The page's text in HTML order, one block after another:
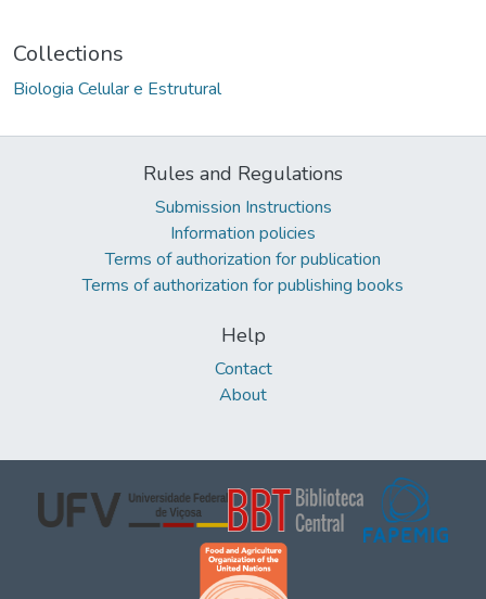
Collections
Biologia Celular e Estrutural
Rules and Regulations
Submission Instructions
Information policies
Terms of authorization for publication
Terms of authorization for publishing books
Help
Contact
About